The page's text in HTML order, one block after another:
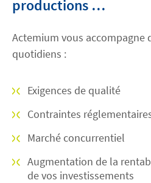
productions …
Actemium vous accompagne
quotidiens :
Exigences de qualité
Contraintes
Marché concurrentiel
Augmentation de la
de vos investissements